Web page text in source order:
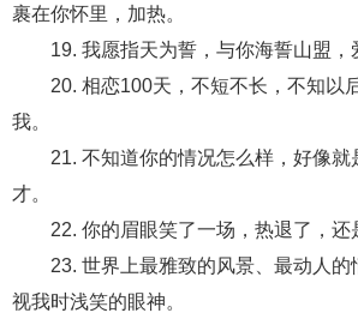
裹在你怀里，加热。
19. 我愿指天为誓，与你海誓山盟，
20. 相恋100天，不短不长，不知以
我。
21. 不知道你的情况怎么样，好像就
才。
22. 你的眉眼笑了一场，热退了，还
23. 世界上最雅致的风景、最动人的
视我时浅笑的眼神。